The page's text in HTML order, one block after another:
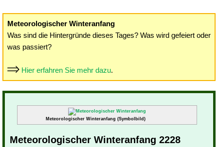
Meteorologischer Winteranfang
Was sind die Hintergründe dieses Tages? Was wird gefeiert oder
was passiert?
Hier erfahren Sie mehr dazu.
Meteorologischer Winteranfang (Symbolbild)
Meteorologischer Winteranfang 2228